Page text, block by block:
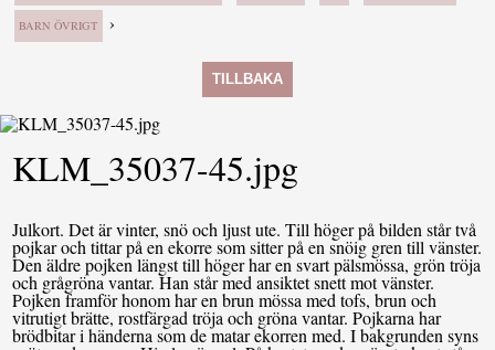
BARN ÖVRIGT ›
TILLBAKA
KLM_35037-45.jpg
Julkort. Det är vinter, snö och ljust ute. Till höger på bilden står två
pojkar och tittar på en ekorre som sitter på en snöig gren till vänster.
Den äldre pojken längst till höger har en svart pälsmössa, grön tröja
och grågröna vantar. Han står med ansiktet snett mot vänster.
Pojken framför honom har en brun mössa med tofs, brun och
vitrutigt brätte, rostfärgad tröja och gröna vantar. Pojkarna har
brödbitar i händerna som de matar ekorren med. I bakgrunden syns